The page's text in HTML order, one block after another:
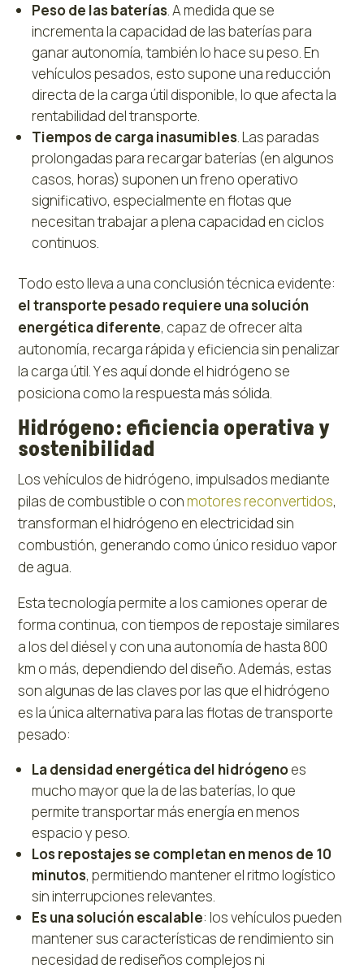
Peso de las baterías. A medida que se
incrementa la capacidad de las baterías para
ganar autonomía, también lo hace su peso. En
vehículos pesados, esto supone una reducción
directa de la carga útil disponible, lo que afecta la
rentabilidad del transporte.
Tiempos de carga inasumibles. Las paradas
prolongadas para recargar baterías (en algunos
casos, horas) suponen un freno operativo
significativo, especialmente en flotas que
necesitan trabajar a plena capacidad en ciclos
continuos.
Todo esto lleva a una conclusión técnica evidente:
el transporte pesado requiere una solución
energética diferente, capaz de ofrecer alta
autonomía, recarga rápida y eficiencia sin penalizar
la carga útil. Y es aquí donde el hidrógeno se
posiciona como la respuesta más sólida.
Hidrógeno: eficiencia operativa y
sostenibilidad
Los vehículos de hidrógeno, impulsados mediante
pilas de combustible o conmotores reconvertidos,
transforman el hidrógeno en electricidad sin
combustión, generando como único residuo vapor
de agua.
Esta tecnología permite a los camiones operar de
forma continua, con tiempos de repostaje similares
a los del diésel y con una autonomía de hasta 800
km o más, dependiendo del diseño. Además, estas
son algunas de las claves por las que el hidrógeno
es la única alternativa para las flotas de transporte
pesado:
La densidad energética del hidrógenoes
mucho mayor que la de las baterías, lo que
permite transportar más energía en menos
espacio y peso.
Los repostajes se completan en menos de 10
minutos, permitiendo mantener el ritmo logístico
sin interrupciones relevantes.
Es una solución escalable: los vehículos pueden
mantener sus características de rendimiento sin
necesidad de rediseños complejos ni